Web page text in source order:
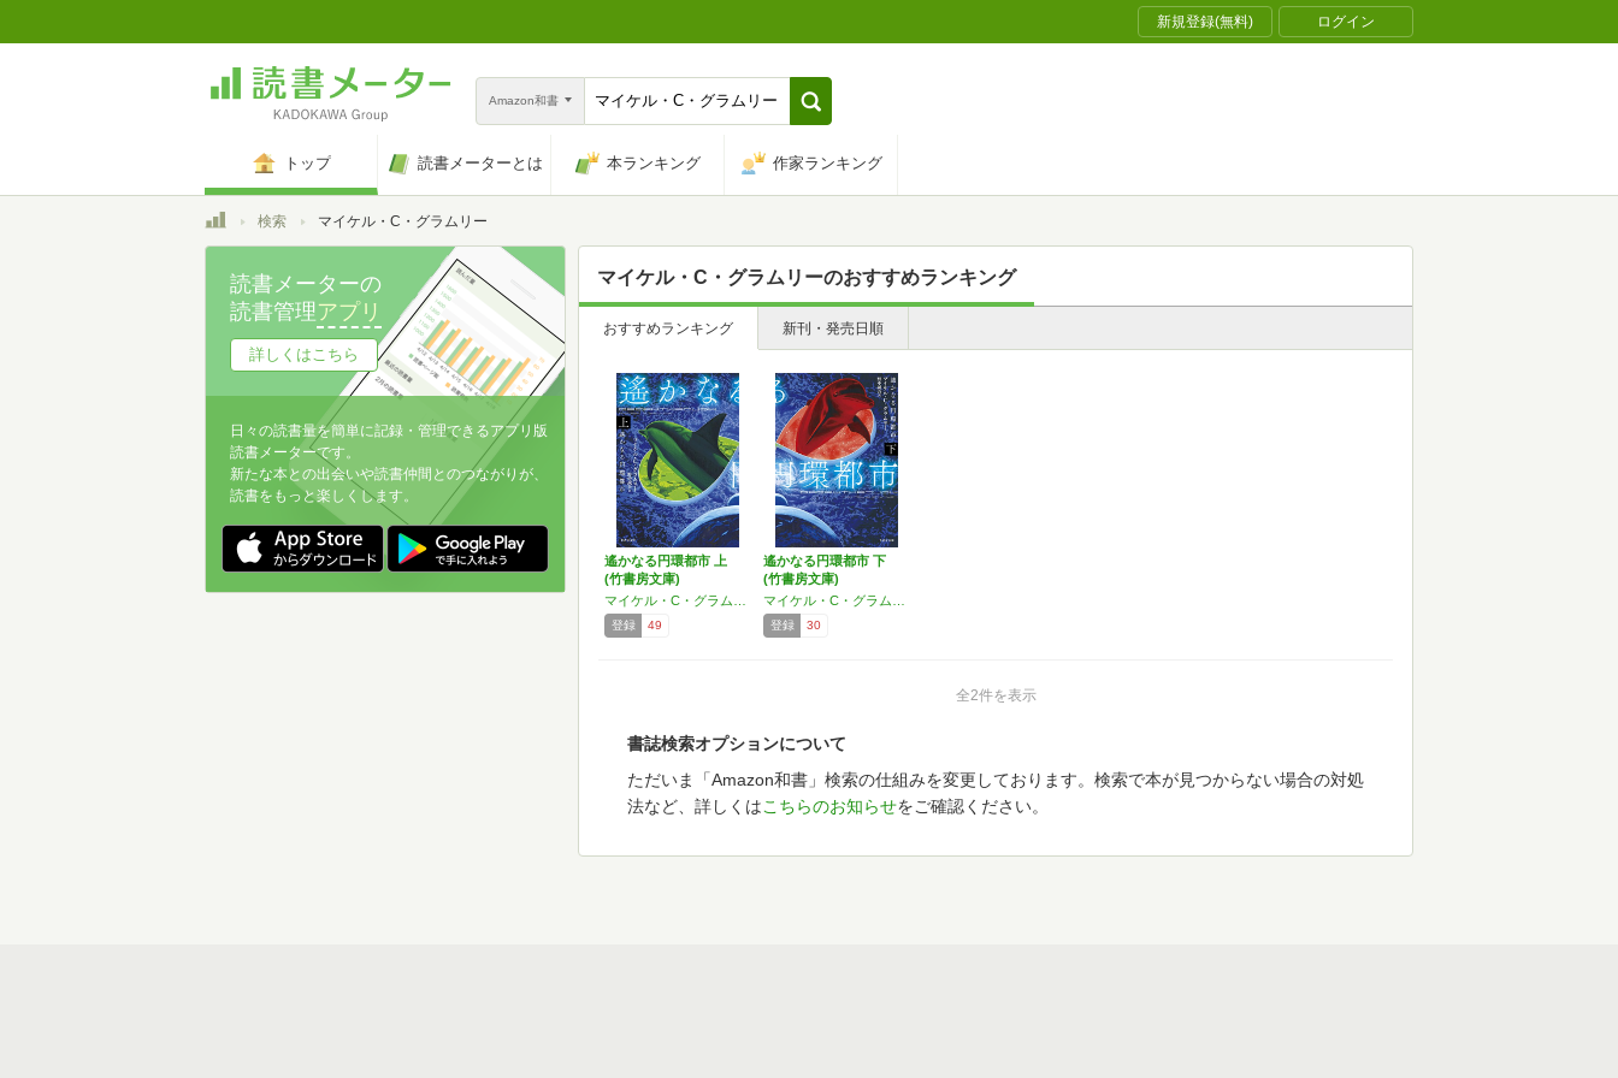
新規登録(無料) ログイン
Amazon和書
トップ 読書メーターとは 本ランキング 作家ランキング
トップ検索 マイケル・C・グラムリー
マイケル・C・グラムリーのおすすめランキング
おすすめランキング 新刊・発売日順
遙かなる円環都市 上
(竹書房文庫)
登録 49
遙かなる円環都市 下
(竹書房文庫)
登録 30
全2件を表示
書誌検索オプションについて
ただいま「Amazon和書」検索の仕組みを変更しております。検索で本が見つからない場合の対処
法など、詳しくはこちらのお知らせをご確認ください。
読書メーターの
読書管理アプリ
詳しくはこちら
日々の読書量を簡単に記録・管理できるアプリ版
読書メーターです。
新たな本との出会いや読書仲間とのつながりが、
読書をもっと楽しくします。